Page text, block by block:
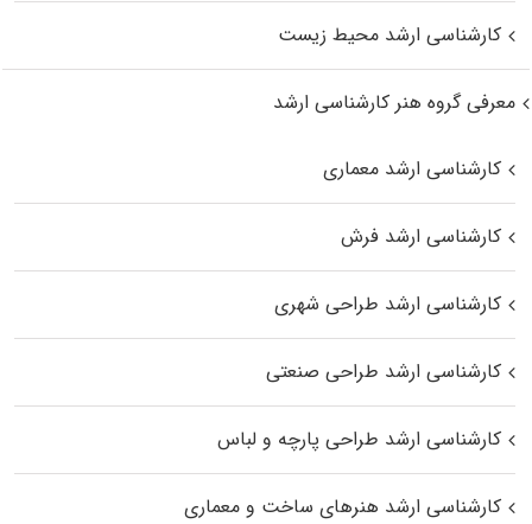
کارشناسی ارشد محیط زیست
معرفی گروه هنر کارشناسی ارشد
کارشناسی ارشد معماری
کارشناسی ارشد فرش
کارشناسی ارشد طراحی شهری
کارشناسی ارشد طراحی صنعتی
کارشناسی ارشد طراحی پارچه و لباس
کارشناسی ارشد هنرهای ساخت و معماری